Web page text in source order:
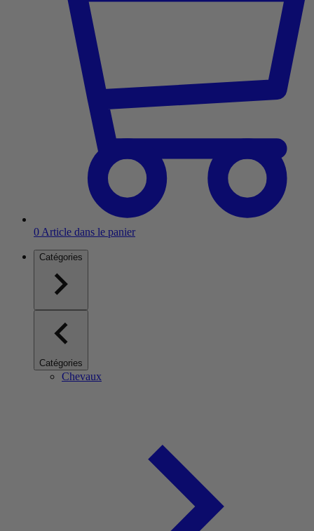
0 Article dans le panier
Catégories
Catégories
Chevaux